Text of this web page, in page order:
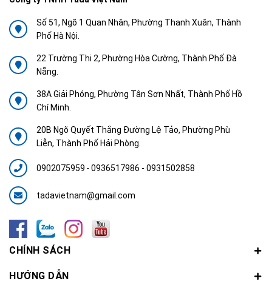
Số 51, Ngõ 1 Quan Nhân, Phường Thanh Xuân, Thành
Phố Hà Nội.
22 Trường Thi 2, Phường Hòa Cường, Thành Phố Đà
Nẵng.
38A Giải Phóng, Phường Tân Sơn Nhất, Thành Phố Hồ
Chí Minh.
20B Ngõ Quyết Thắng Đường Lệ Tảo, Phường Phù
Liễn, Thành Phố Hải Phòng.
0902075959 -0936517986 - 0931502858
tadavietnam@gmail.com
CHÍNH SÁCH
HƯỚNG DẪN